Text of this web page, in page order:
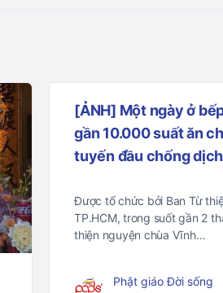
[ẢNH] Một ngày ở
gần 10.000 suất ăn
tuyến đầu chống dịch
Được tổ chức bởi Ban Từ
TP.HCM, trong suốt gần 2
thiện nguyện chùa Vĩnh…
Phật giáo Đời sống